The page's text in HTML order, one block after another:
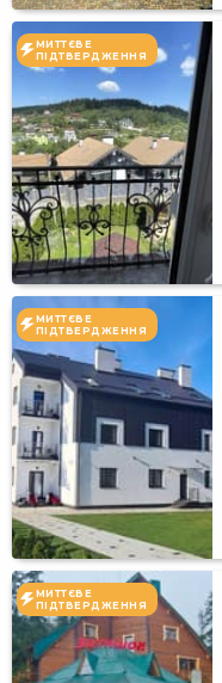
МИТТЄВЕ
ПІДТВЕРДЖЕННЯ
МИТТЄВЕ
ПІДТВЕРДЖЕННЯ
МИТТЄВЕ
ПІДТВЕРДЖЕННЯ